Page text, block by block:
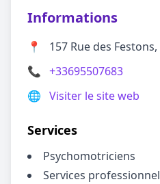
Informations
📍
157 Rue des
📞 +33695507683
🌐 Visiter le site web
Services
Psychomotriciens
Services